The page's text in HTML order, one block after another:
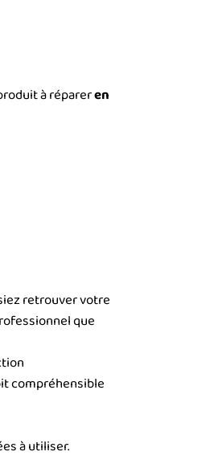
à répareren
retrouver votre
que
compréhensible
à utiliser.